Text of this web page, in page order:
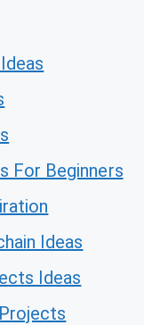
For Beginners
Ideas
Ideas